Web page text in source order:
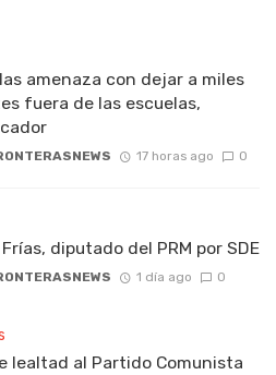
amenaza con dejar a miles
fuera de las escuelas,
17 horas ago 0
diputado del PRM por SDE
1 día ago 0
lealtad al Partido Comunista